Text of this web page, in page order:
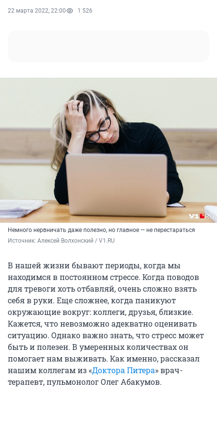
22 марта 2022, 22:00 1 526
Немного нервничать даже полезно, но главное — не перестараться
Источник: Алексей Волхонский / V1.RU
В нашей жизни бывают периоды, когда мы
находимся в постоянном стрессе. Когда поводов
для тревоги хоть отбавляй, очень сложно взять
себя в руки. Еще сложнее, когда паникуют
окружающие вокруг: коллеги, друзья, близкие.
Кажется, что невозможно адекватно оценивать
ситуацию. Однако важно знать, что стресс может
быть и полезен. В умеренных количествах он
помогает нам выживать. Как именно, рассказал
нашим коллегам из «Доктора Питера» врач-
терапевт, пульмонолог Олег Абакумов.